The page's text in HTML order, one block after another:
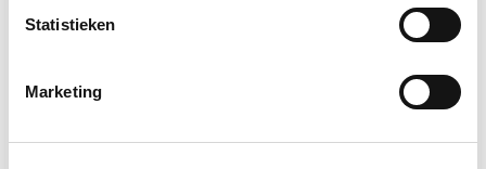
Statistieken
Marketing
producten?
producten zijn gegarandeerd door strenge